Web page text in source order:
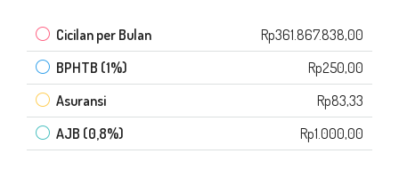
Cicilan per Bulan
Rp361.867.838,00
BPHTB (1%)
Rp250,00
Asuransi
Rp83,33
AJB (0,8%)
Rp1.000,00